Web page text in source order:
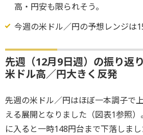
高・円安も限られそう。
今週の米ドル／円の予想レンジは
先週（12月9日週）の振り返
米ドル高／円大きく反発
先週の米ドル／円はほぼ一本調子で
える展開となりました（図表1参照
に入ると一時148円台まで下落しま